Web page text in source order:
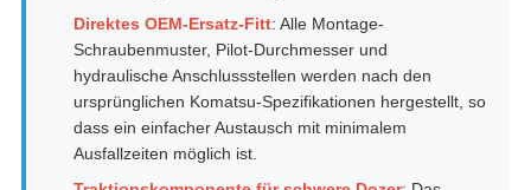
Direktes OEM-Ersatz-Fitt: Alle Montage-
Schraubenmuster, Pilot-Durchmesser und
hydraulische Anschlussstellen werden nach den
ursprünglichen Komatsu-Spezifikationen hergestellt, so
dass ein einfacher Austausch mit minimalem
Ausfallzeiten möglich ist.